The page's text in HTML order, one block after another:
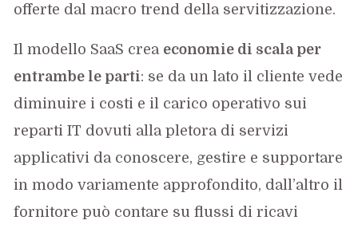
offerte dal macro trend della servitizzazione.
Il modello SaaS crea economie di scala per
entrambe le parti: se da un lato il cliente vede
diminuire i costi e il carico operativo sui
reparti IT dovuti alla pletora di servizi
applicativi da conoscere, gestire e supportare
in modo variamente approfondito, dall’altro il
fornitore può contare su flussi di ricavi